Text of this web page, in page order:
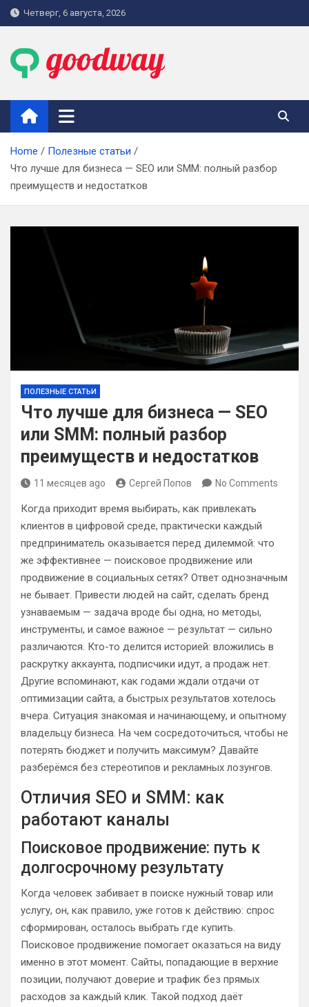
Skip
to
Четверг, 6 августа, 2026
goodway.com.ua
Home
Полезные статьи
Что лучше для бизнеса — SEO или SMM: полный разбор
преимуществ и недостатков
ПОЛЕЗНЫЕ СТАТЬИ
Что лучше для бизнеса — SEO
или SMM: полный разбор
преимуществ и недостатков
11 месяцев ago Сергей Попов No Comments
Когда приходит время выбирать, как привлекать
клиентов в цифровой среде, практически каждый
предприниматель оказывается перед дилеммой: что
же эффективнее — поисковое продвижение или
продвижение в социальных сетях? Ответ однозначным
не бывает. Привести людей на сайт, сделать бренд
узнаваемым — задача вроде бы одна, но методы,
инструменты, и самое важное — результат — сильно
различаются. Кто-то делится историей: вложились в
раскрутку аккаунта, подписчики идут, а продаж нет.
Другие вспоминают, как годами ждали отдачи от
оптимизации сайта, а быстрых результатов хотелось
вчера. Ситуация знакомая и начинающему, и опытному
владельцу бизнеса. На чем сосредоточиться, чтобы не
потерять бюджет и получить максимум? Давайте
разберёмся без стереотипов и рекламных лозунгов.
Отличия SEO и SMM: как
работают каналы
Поисковое продвижение: путь к
долгосрочному результату
Когда человек забивает в поиске нужный товар или
услугу, он, как правило, уже готов к действию: спрос
сформирован, осталось выбрать где купить.
Поисковое продвижение помогает оказаться на виду
именно в этот момент. Сайты, попадающие в верхние
позиции, получают доверие и трафик без прямых
расходов за каждый клик. Такой подход даёт